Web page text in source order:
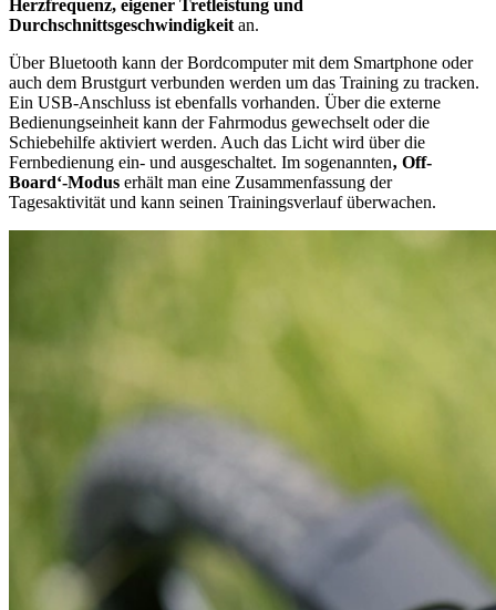
Herzfrequenz, eigener Tretleistung und
Durchschnittsgeschwindigkeit an.
Über Bluetooth kann der Bordcomputer mit dem Smartphone oder
auch dem Brustgurt verbunden werden um das Training zu tracken.
Ein USB-Anschluss ist ebenfalls vorhanden. Über die externe
Bedienungseinheit kann der Fahrmodus gewechselt oder die
Schiebehilfe aktiviert werden. Auch das Licht wird über die
Fernbedienung ein- und ausgeschaltet. Im sogenannten‚ Off-
Board‘-Modus erhält man eine Zusammenfassung der
Tagesaktivität und kann seinen Trainingsverlauf überwachen.